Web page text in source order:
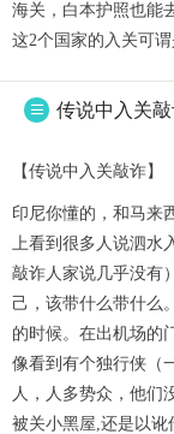
海关，白本护照也能
这2个国家的入关可谓
 传说中入关
【传说中入关敲诈】
印尼你懂的，和马来
上看到很多人说泗水
敲诈人家说几乎没有
己，该带什么带什么
的时候。在出机场的
像看到有个独行侠（
人，人多势众，他们
被关小黑屋,还是以